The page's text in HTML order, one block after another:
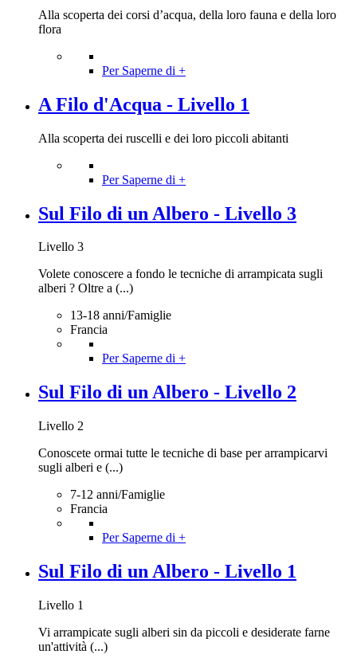
Alla scoperta dei corsi d’acqua, della loro fauna e della loro
flora
Per Saperne di +
A Filo d'Acqua - Livello 1
Alla scoperta dei ruscelli e dei loro piccoli abitanti
Per Saperne di +
Sul Filo di un Albero - Livello 3
Livello 3
Volete conoscere a fondo le tecniche di arrampicata sugli
alberi ? Oltre a (...)
13-18 anni/Famiglie
Francia
Per Saperne di +
Sul Filo di un Albero - Livello 2
Livello 2
Conoscete ormai tutte le tecniche di base per arrampicarvi
sugli alberi e (...)
7-12 anni/Famiglie
Francia
Per Saperne di +
Sul Filo di un Albero - Livello 1
Livello 1
Vi arrampicate sugli alberi sin da piccoli e desiderate farne
un'attività (...)